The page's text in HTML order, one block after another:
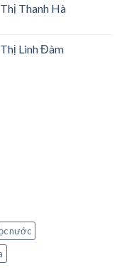
Thanh Hà
Linh Đàm
nước